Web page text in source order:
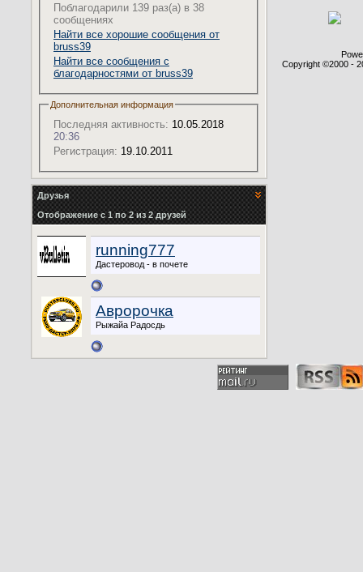
Поблагодарили 139 раз(а) в 38
сообщениях
Найти все хорошие сообщения от
bruss39
Найти все сообщения с
благодарностями от bruss39
Дополнительная информация
Последняя активность: 10.05.2018
20:36
Регистрация: 19.10.2011
Друзья
Отображение с 1 по 2 из 2 друзей
running777
Дастеровод - в почете
Авророчка
Рыжайа Радосдь
Copyright ©2000 -